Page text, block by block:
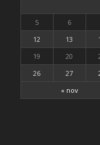
« nov
5
6
12
13
19
20
26
27